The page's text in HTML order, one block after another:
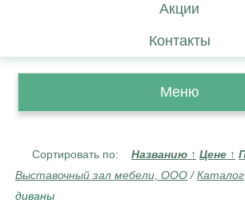
Акции
Контакты
Меню
Сортировать по: Названию ↑ Цене ↑
Выставочный зал мебели, ООО /Каталог
диваны